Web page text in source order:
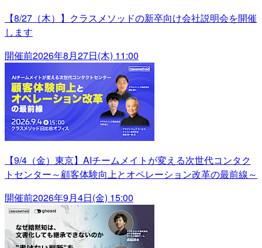
【8/27（木）】クラスメソッドの新卒向け会社説明会を開催
します
開催前2026年8月27日(木) 11:00
【9/4（金）東京】AIチームメイトが変える次世代コンタク
トセンター～顧客体験向上とオペレーション改革の最前線～
開催前2026年9月4日(金) 15:00